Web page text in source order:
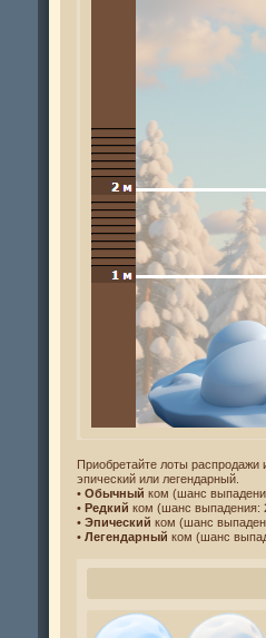
Приобретайте лоты распродажи
эпический или легендарный.
• Обычный ком (шанс
• Редкий ком (шанс
• Эпический ком (шанс
• Легендарный ком (шанс